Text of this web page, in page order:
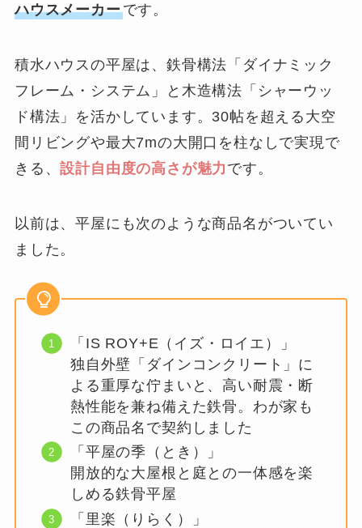
ハウスメーカーです。
積水ハウスの平屋は、鉄骨構法「ダイナミック
フレーム・システム」と木造構法「シャーウッ
ド構法」を活かしています。30帖を超える大空
間リビングや最大7mの大開口を柱なしで実現で
きる、設計自由度の高さが魅力 です。
以前は、平屋にも次のような商品名がついてい
ました。
「IS ROY+E（イズ・ロイエ）」
独自外壁「ダインコンクリート」に
よる重厚な佇まいと、高い耐震・断
熱性能を兼ね備えた鉄骨。わが家も
この商品名で契約しました
「平屋の季（とき）」
開放的な大屋根と庭との一体感を楽
しめる鉄骨平屋
「里楽（りらく）」